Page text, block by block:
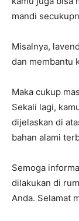
mandi
Misalnya,
dan membantu
Maka cukup
Sekali lagi,
dijelaskan di
bahan alami
Semoga
dilakukan di
Anda. Selamat